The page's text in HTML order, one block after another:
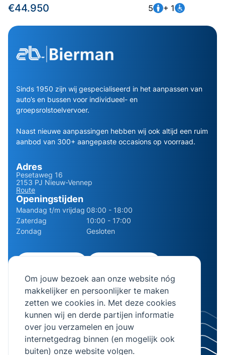
Om jouw bezoek aan onze website nóg
makkelijker en persoonlijker te maken
zetten we cookies in. Met deze cookies
kunnen wij en derde partijen informatie
over jou verzamelen en jouw
internetgedrag binnen (en mogelijk ook
buiten) onze website volgen.
€44.950 5 + 1
Sinds 1950 zijn wij gespecialiseerd in het aanpassen van
auto’s en bussen voor individueel- en
groepsrolstoelvervoer.
Naast nieuwe aanpassingen hebben wij ook altijd een ruim
aanbod van 300+ aangepaste occasions op voorraad.
Adres
Pesetaweg 16
2153 PJ Nieuw-Vennep
Route
Openingstijden
Maandag t/m vrijdag 08:00 - 18:00
Zaterdag
10:00 - 17:00
Zondag
Gesloten
info@bierman.eu
© 2026 AB Bierman. Alle rechten voorbehouden.